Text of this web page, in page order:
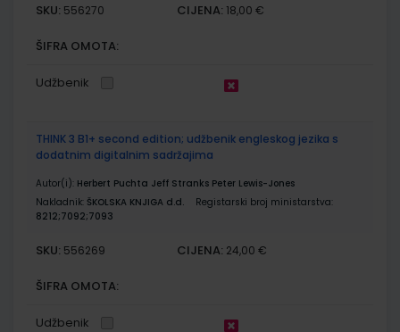
SKU: 556270 CIJENA: 18,00 €
ŠIFRA OMOTA:
Udžbenik
THINK 3 B1+ second edition; udžbenik engleskog jezika s
dodatnim digitalnim sadržajima
Autor(i): Herbert Puchta Jeff Stranks Peter Lewis-Jones
Nakladnik: ŠKOLSKA KNJIGA d.d.
Registarski broj ministarstva:
8212;7092;7093
SKU: 556269 CIJENA: 24,00 €
ŠIFRA OMOTA:
Udžbenik